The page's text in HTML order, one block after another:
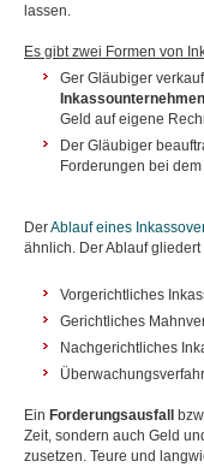
lassen.
Es gibt zwei Formen von
Ger Gläubiger
Inkassounternehmen
Geld auf eigene
Der Gläubiger
Forderungen bei
DerAblauf eines
ähnlich. Der Ablauf
Vorgerichtliches
Gerichtliches
Nachgerichtliches
Ein Forderungsausfall
Zeit, sondern auch Geld
zusetzen. Teure und